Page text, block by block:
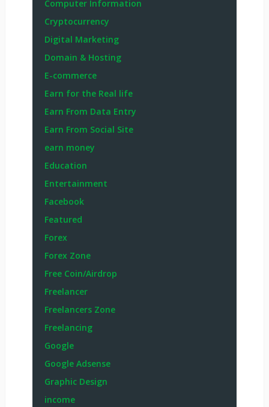
Computer Information
Cryptocurrency
Digital Marketing
Domain & Hosting
E-commerce
Earn for the Real life
Earn From Data Entry
Earn From Social Site
earn money
Education
Entertainment
Facebook
Featured
Forex
Forex Zone
Free Coin/Airdrop
Freelancer
Freelancers Zone
Freelancing
Google
Google Adsense
Graphic Design
income